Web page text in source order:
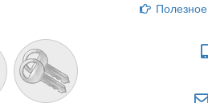
Полезное